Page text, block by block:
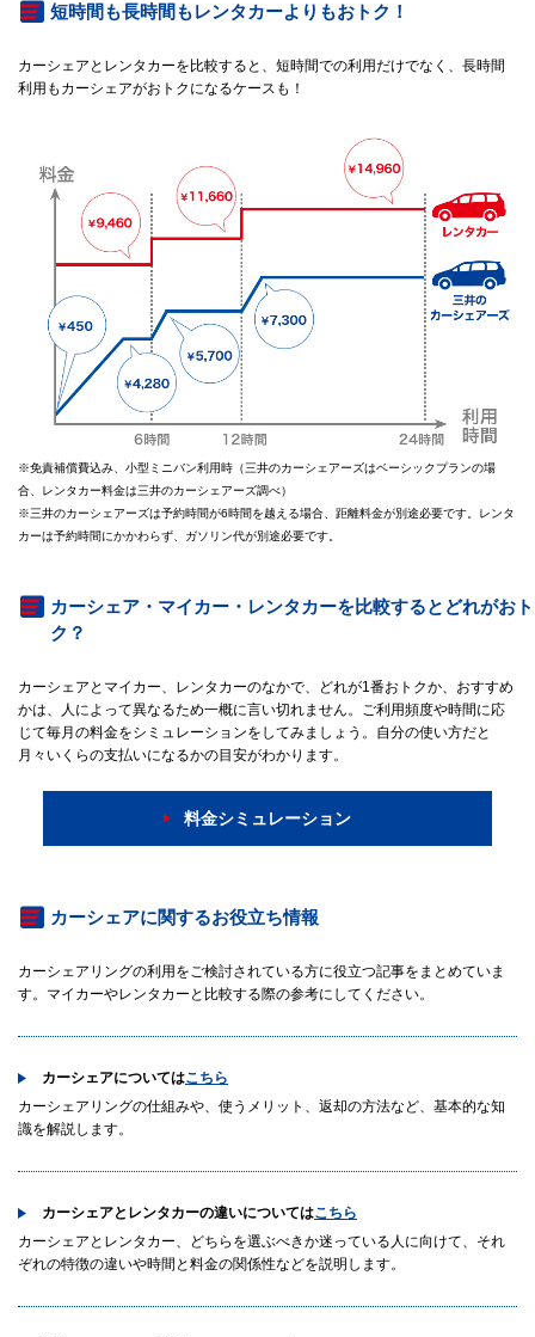
短時間も長時間もレンタカーよりもおトク！
カーシェアとレンタカーを比較すると、短時間での利用だけでなく、長時間
利用もカーシェアがおトクになるケースも！
※免責補償費込み、小型ミニバン利用時（三井のカーシェアーズはベーシックプランの場
合、レンタカー料金は三井のカーシェアーズ調べ）
※三井のカーシェアーズは予約時間が6時間を越える場合、距離料金が別途必要です。レンタ
カーは予約時間にかかわらず、ガソリン代が別途必要です。
カーシェア・マイカー・レンタカーを比較するとどれがおト
ク？
カーシェアとマイカー、レンタカーのなかで、どれが1番おトクか、おすすめ
かは、人によって異なるため一概に言い切れません。ご利用頻度や時間に応
じて毎月の料金をシミュレーションをしてみましょう。自分の使い方だと
月々いくらの支払いになるかの目安がわかります。
料金シミュレーション
カーシェアに関するお役立ち情報
カーシェアリングの利用をご検討されている方に役立つ記事をまとめていま
す。マイカーやレンタカーと比較する際の参考にしてください。
カーシェアについてはこちら
カーシェアリングの仕組みや、使うメリット、返却の方法など、基本的な知
識を解説します。
カーシェアとレンタカーの違いについてはこちら
カーシェアとレンタカー、どちらを選ぶべきか迷っている人に向けて、それ
ぞれの特徴の違いや時間と料金の関係性などを説明します。